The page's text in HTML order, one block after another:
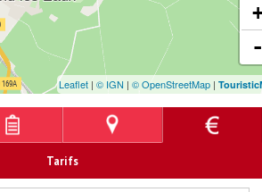
Leaflet| © IGN | © OpenStreetMap|
Tarifs